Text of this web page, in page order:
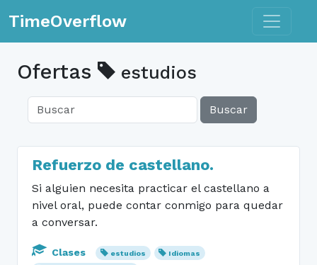
TimeOverflow Toggle
Ofertas estudios
Buscar
Refuerzo de castellano.
Si alguien necesita practicar el castellano a
nivel oral, puede contar conmigo para quedar
a conversar.
Clases estudios
Idiomas